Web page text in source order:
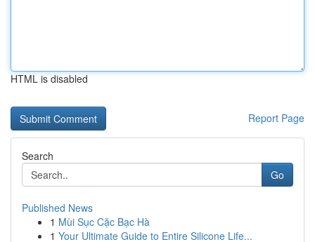
HTML is disabled
Report Page
Search
Go
Published News
1 Mùi Sục Cặc Bạc Hà
1 Your Ultimate Guide to Entire Silicone Life...